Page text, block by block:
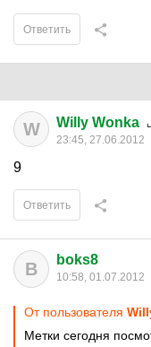
Ответить
W Willy Wonka
23:45, 27.06.2012
9
Ответить
B boks8
10:58, 01.07.2012
От пользователя
Метки сегодня